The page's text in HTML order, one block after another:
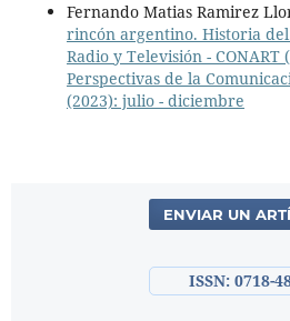
Fernando Matias Ramirez
rincón argentino. Historia del
Radio y Televisión - CONART
Perspectivas de la
(2023): julio - diciembre
ENVIAR UN
ISSN: 0718-